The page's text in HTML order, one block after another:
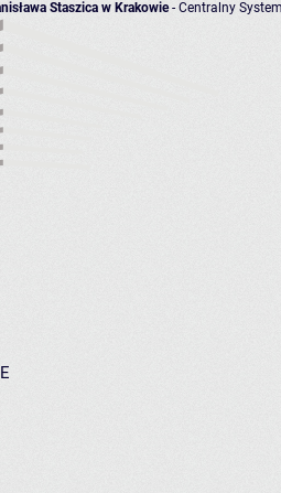
Staszica w Krakowie- Centralny